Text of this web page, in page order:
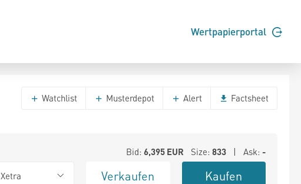
Wertpapierportal
Watchlist Musterdepot Alert Factsheet
Bid: 6,395EUR Size: 833| Ask: -
Xetra Verkaufen Kaufen